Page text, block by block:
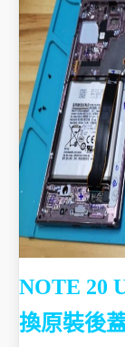
NOTE 20
換原裝後